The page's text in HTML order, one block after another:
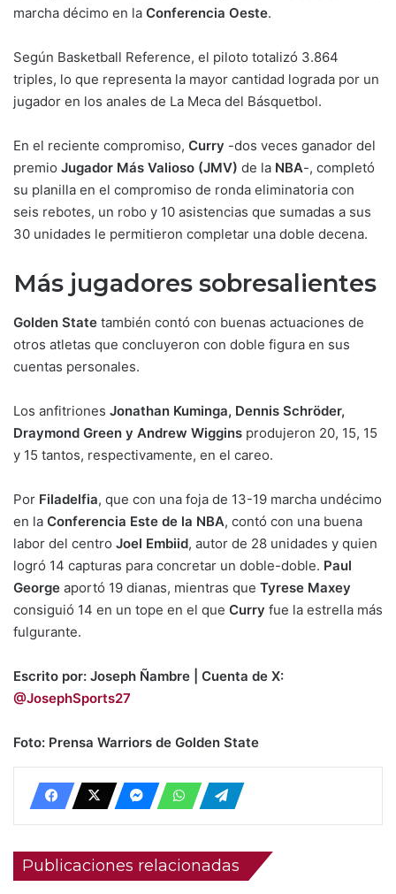
marcha décimo en la Conferencia Oeste.
Según Basketball Reference, el piloto totalizó 3.864
triples, lo que representa la mayor cantidad lograda por un
jugador en los anales de La Meca del Básquetbol.
En el reciente compromiso, Curry -dos veces ganador del
premio Jugador Más Valioso (JMV) de la NBA-, completó
su planilla en el compromiso de ronda eliminatoria con
seis rebotes, un robo y 10 asistencias que sumadas a sus
30 unidades le permitieron completar una doble decena.
Más jugadores sobresalientes
Golden State también contó con buenas actuaciones de
otros atletas que concluyeron con doble figura en sus
cuentas personales.
Los anfitriones Jonathan Kuminga, Dennis Schröder,
Draymond Green y Andrew Wiggins produjeron 20, 15, 15
y 15 tantos, respectivamente, en el careo.
Por Filadelfia, que con una foja de 13-19 marcha undécimo
en la Conferencia Este de la NBA, contó con una buena
labor del centro Joel Embiid, autor de 28 unidades y quien
logró 14 capturas para concretar un doble-doble. Paul
George aportó 19 dianas, mientras que Tyrese Maxey
consiguió 14 en un tope en el que Curry fue la estrella más
fulgurante.
Escrito por: Joseph Ñambre | Cuenta de X:
@JosephSports27
Foto: Prensa Warriors de Golden State
Publicaciones relacionadas